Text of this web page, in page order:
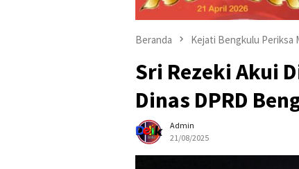
Beranda Kejati Bengkulu Periksa
Sri Rezeki Akui
Dinas DPRD
Admin
21/08/2025